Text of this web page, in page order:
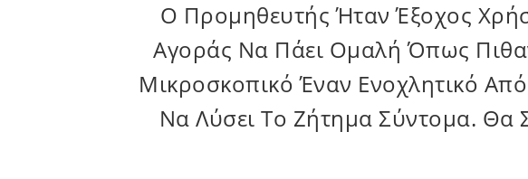
Το Πρόσωπο Niki Επαφών, Είναι
Μας. Τα Προϊόντα Ήρθαν Σε